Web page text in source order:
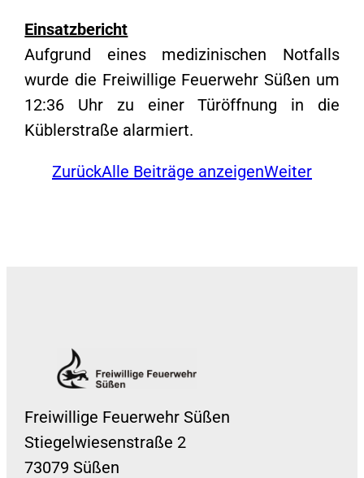
Einsatzbericht
Aufgrund eines medizinischen Notfalls
wurde die Freiwillige Feuerwehr Süßen um
12:36 Uhr zu einer Türöffnung in die
Küblerstraße alarmiert.
ZurückAlle Beiträge anzeigenWeiter
Freiwillige Feuerwehr Süßen
Stiegelwiesenstraße 2
73079 Süßen